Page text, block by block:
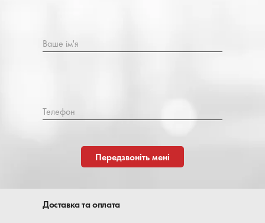
Ваше ім'я
Телефон
Передзвоніть мені
Доставка та оплата